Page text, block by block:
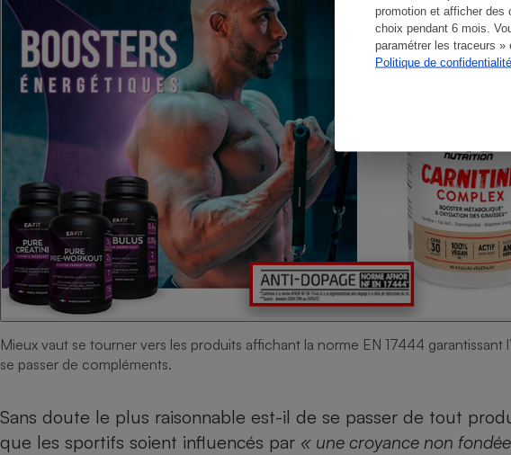
promotion et afficher des
choix pendant 6 mois.
paramétrer les traceurs »
Politique de
Mieux vaut se tourner vers les produits affichant la norme EN 17444
se passer de compléments.
Sans doute le plus raisonnable est-il de se passer de tout
que les sportifs soient influencés par « une croyance non